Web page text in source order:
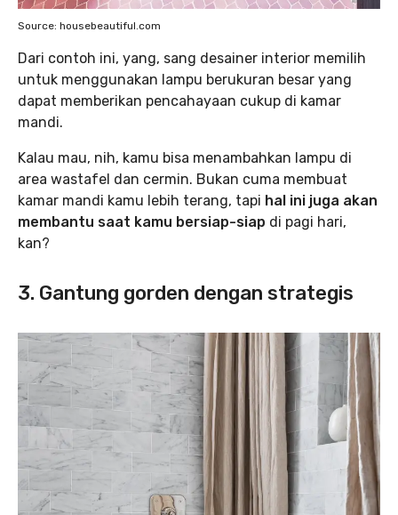
Source: housebeautiful.com
Dari contoh ini, yang, sang desainer interior memilih
untuk menggunakan lampu berukuran besar yang
dapat memberikan pencahayaan cukup di kamar
mandi.
Kalau mau, nih, kamu bisa menambahkan lampu di
area wastafel dan cermin. Bukan cuma membuat
kamar mandi kamu lebih terang, tapi hal ini juga akan
membantu saat kamu bersiap-siap di pagi hari,
kan?
3. Gantung gorden dengan strategis